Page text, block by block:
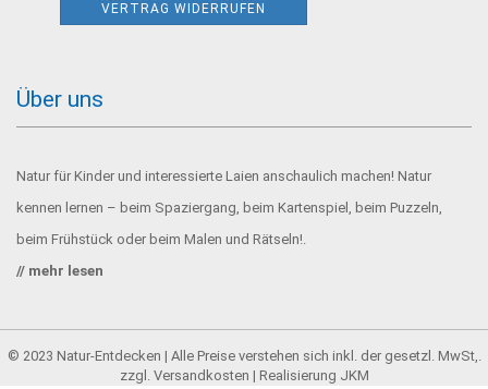
VERTRAG WIDERRUFEN
Über uns
Natur für Kinder und interessierte Laien anschaulich machen! Natur
kennen lernen – beim Spaziergang, beim Kartenspiel, beim Puzzeln,
beim Frühstück oder beim Malen und Rätseln!.
// mehr lesen
© 2023 Natur-Entdecken | Alle Preise verstehen sich inkl. der gesetzl. MwSt,.
zzgl. Versandkosten | Realisierung JKM